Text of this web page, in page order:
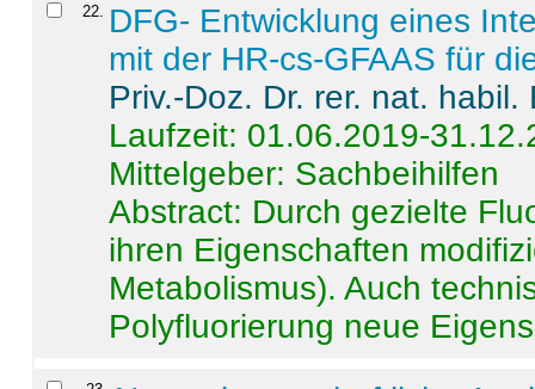
22
DFG- Entwicklung eines
mit der HR-cs-GFAAS für
Priv.-Doz. Dr. rer. nat.
Laufzeit: 01.06.2019-
Mittelgeber: Sachbeihilfen
Abstract: Durch gezielte
ihren Eigenschaften
Metabolismus). Auch
Polyfluorierung neue